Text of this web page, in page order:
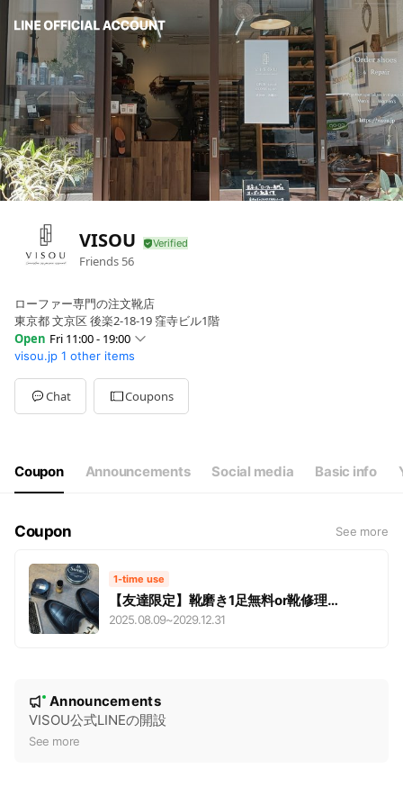
VISOU
Friends 56
ローファー専門の注文靴店
東京都 文京区 後楽2-18-19 窪寺ビル1階
Open Fri 11:00 - 19:00
Sun11:00 - 19:00
Mon11:00 - 19:00
Tue11:00 - 19:00
WedClosed
水曜定休・日曜日のみ予約制での営業
visou.jp 1 other items
Chat Coupons
Coupon Announcements Social media Basic info
Coupon See more
1-time use
【友達限定】靴磨き1足無料or靴修理
10％OFF
2025.08.09~2029.12.31
New
Announcements
VISOU公式LINEの開設
See more